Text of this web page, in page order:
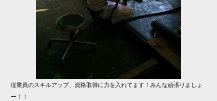
従業員のスキルアップ、資格取得に力を入れてます！みんな頑張りましょ
ー！！